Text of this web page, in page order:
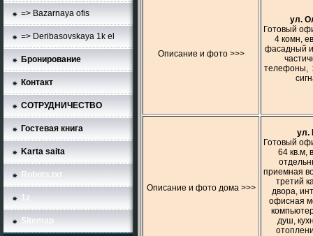
=> Bazarnaya ofis
=> Deribasovskaya 1k el
Бронирование
Контакт
СОТРУДНИЧЕСТВО
Гостевая книга
Karta saita
Robots.txt
1z
Sitemap
Описание и фото >>>
ул.
Готовый
4 комн,
фасадный
телефоны,
Описание и фото дома >>>
ул.
Готовый
64 кв.м,
приемная
третий
двора,
офисная
душ,